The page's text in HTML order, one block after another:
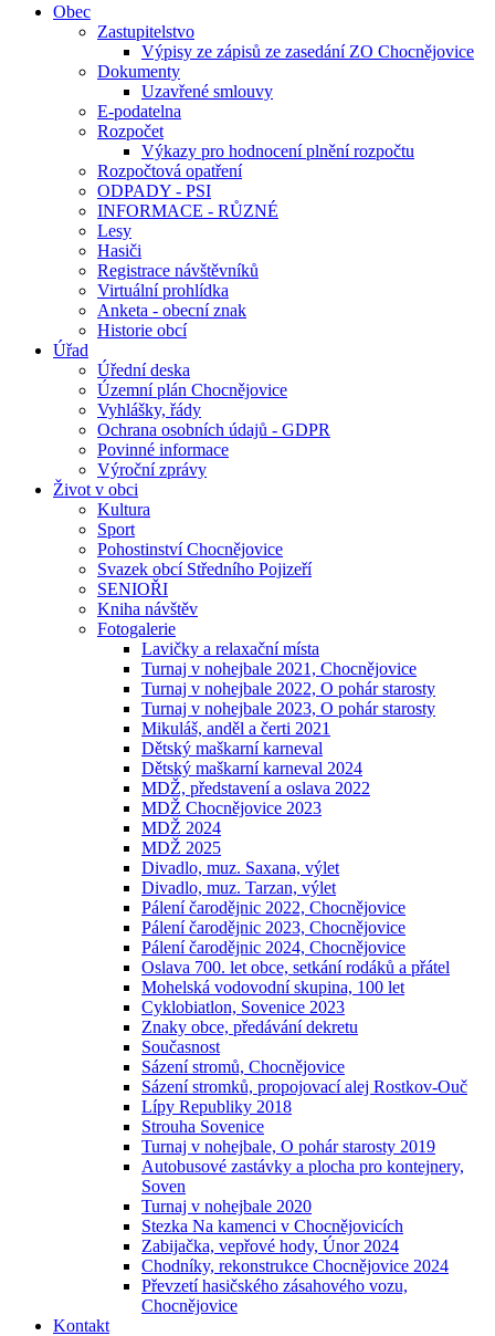
Obec
Zastupitelstvo
Výpisy ze zápisů ze zasedání ZO Chocnějovice
Dokumenty
Uzavřené smlouvy
E-podatelna
Rozpočet
Výkazy pro hodnocení plnění rozpočtu
Rozpočtová opatření
ODPADY - PSI
INFORMACE - RŮZNÉ
Lesy
Hasiči
Registrace návštěvníků
Virtuální prohlídka
Anketa - obecní znak
Historie obcí
Úřad
Úřední deska
Územní plán Chocnějovice
Vyhlášky, řády
Ochrana osobních údajů - GDPR
Povinné informace
Výroční zprávy
Život v obci
Kultura
Sport
Pohostinství Chocnějovice
Svazek obcí Středního Pojizeří
SENIOŘI
Kniha návštěv
Fotogalerie
Lavičky a relaxační místa
Turnaj v nohejbale 2021, Chocnějovice
Turnaj v nohejbale 2022, O pohár starosty
Turnaj v nohejbale 2023, O pohár starosty
Mikuláš, anděl a čerti 2021
Dětský maškarní karneval
Dětský maškarní karneval 2024
MDŽ, představení a oslava 2022
MDŽ Chocnějovice 2023
MDŽ 2024
MDŽ 2025
Divadlo, muz. Saxana, výlet
Divadlo, muz. Tarzan, výlet
Pálení čarodějnic 2022, Chocnějovice
Pálení čarodějnic 2023, Chocnějovice
Pálení čarodějnic 2024, Chocnějovice
Oslava 700. let obce, setkání rodáků a přátel
Mohelská vodovodní skupina, 100 let
Cyklobiatlon, Sovenice 2023
Znaky obce, předávání dekretu
Současnost
Sázení stromů, Chocnějovice
Sázení stromků, propojovací alej Rostkov-Ouč
Lípy Republiky 2018
Strouha Sovenice
Turnaj v nohejbale, O pohár starosty 2019
Autobusové zastávky a plocha pro kontejnery,
Soven
Turnaj v nohejbale 2020
Stezka Na kamenci v Chocnějovicích
Zabijačka, vepřové hody, Únor 2024
Chodníky, rekonstrukce Chocnějovice 2024
Převzetí hasičského zásahového vozu,
Chocnějovice
Kontakt